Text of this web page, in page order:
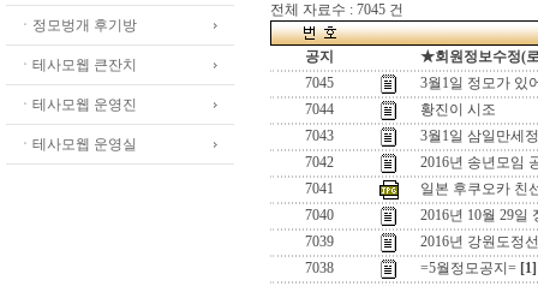
ㆍ정모벙개 후기방
ㆍ테사모웹 큰잔치
ㆍ테사모웹 운영진
ㆍ테사모웹 운영실
전체 자료수 : 7045 건
공지
★회원정보수정(
7045
3월1일 정모가 있
7044
황진이 시조
7043
3월1일 삼일만세
7042
2016년 송년모임
7041
일본 후쿠오카 친
7040
2016년 10월 29일
7039
2016년 강원도정
7038
=5월정모공지= [1]